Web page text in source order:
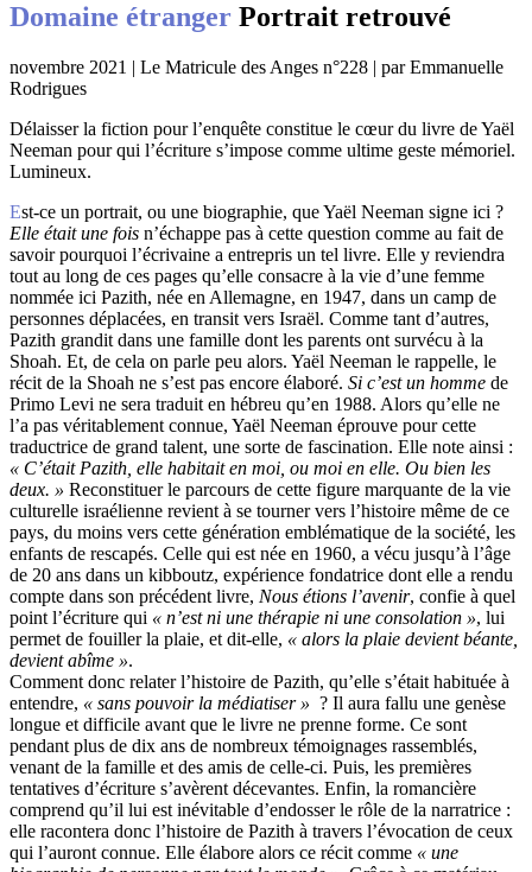
Domaine étranger Portrait retrouvé
novembre 2021 | Le Matricule des Anges n°228 | par Emmanuelle
Rodrigues
Délaisser la fiction pour l’enquête constitue le cœur du livre de Yaël
Neeman pour qui l’écriture s’impose comme ultime geste mémoriel.
Lumineux.
Est-ce un portrait, ou une biographie, que Yaël Neeman signe ici ?
Elle était une fois n’échappe pas à cette question comme au fait de
savoir pourquoi l’écrivaine a entrepris un tel livre. Elle y reviendra
tout au long de ces pages qu’elle consacre à la vie d’une femme
nommée ici Pazith, née en Allemagne, en 1947, dans un camp de
personnes déplacées, en transit vers Israël. Comme tant d’autres,
Pazith grandit dans une famille dont les parents ont survécu à la
Shoah. Et, de cela on parle peu alors. Yaël Neeman le rappelle, le
récit de la Shoah ne s’est pas encore élaboré. Si c’est un homme de
Primo Levi ne sera traduit en hébreu qu’en 1988. Alors qu’elle ne
l’a pas véritablement connue, Yaël Neeman éprouve pour cette
traductrice de grand talent, une sorte de fascination. Elle note ainsi :
« C’était Pazith, elle habitait en moi, ou moi en elle. Ou bien les
deux. » Reconstituer le parcours de cette figure marquante de la vie
culturelle israélienne revient à se tourner vers l’histoire même de ce
pays, du moins vers cette génération emblématique de la société, les
enfants de rescapés. Celle qui est née en 1960, a vécu jusqu’à l’âge
de 20 ans dans un kibboutz, expérience fondatrice dont elle a rendu
compte dans son précédent livre, Nous étions l’avenir, confie à quel
point l’écriture qui « n’est ni une thérapie ni une consolation », lui
permet de fouiller la plaie, et dit-elle, « alors la plaie devient béante,
devient abîme ».
Comment donc relater l’histoire de Pazith, qu’elle s’était habituée à
entendre, « sans pouvoir la médiatiser » ? Il aura fallu une genèse
longue et difficile avant que le livre ne prenne forme. Ce sont
pendant plus de dix ans de nombreux témoignages rassemblés,
venant de la famille et des amis de celle-ci. Puis, les premières
tentatives d’écriture s’avèrent décevantes. Enfin, la romancière
comprend qu’il lui est inévitable d’endosser le rôle de la narratrice :
elle racontera donc l’histoire de Pazith à travers l’évocation de ceux
qui l’auront connue. Elle élabore alors ce récit comme « une